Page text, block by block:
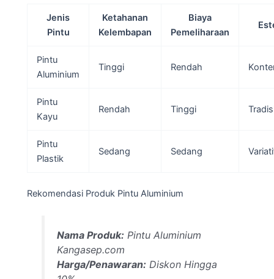
Jenis
Pintu
Ketahanan
Kelembapan
Biaya
Pemeliharaan
Pintu
Aluminium
Tinggi Rendah
Pintu
Kayu
Rendah Tinggi
Pintu
Plastik
Sedang Sedang
Rekomendasi Produk Pintu Aluminium
Nama Produk: Pintu Aluminium
Kangasep.com
Harga/Penawaran: Diskon Hingga